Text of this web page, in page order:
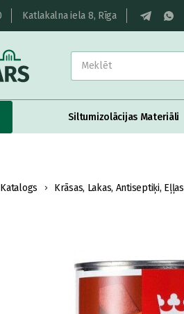
Katlakalna iela 8, Rīga
Siltumizolācijas Materiāli
Katalogs Krāsas, Lakas, Antiseptiķi, Eļļas